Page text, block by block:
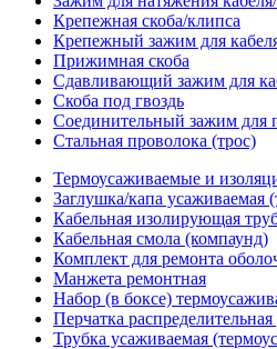
Крепежная скоба/клипса
Крепежный зажим для
Прижимная скоба
Сдавливающий зажим для
Скоба под гвоздь
Соединительный зажим для
Стальная проволока (трос)
Термоусаживаемые и
Заглушка/капа усаживаемая
Кабельная изолирующая
Кабельная смола (компаунд)
Комплект для ремонта
Манжета ремонтная
Набор (в боксе)
Перчатка
Трубка усаживаемая